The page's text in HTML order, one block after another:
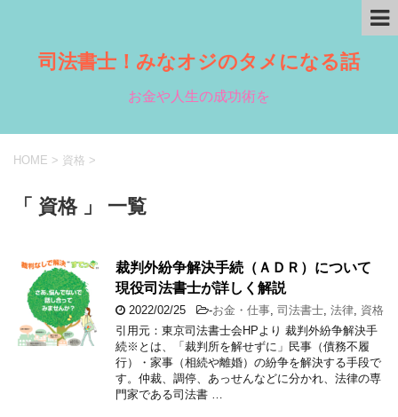
司法書士！みなオジのタメになる話
お金や人生の成功術を
HOME > 資格 >
「 資格 」 一覧
裁判外紛争解決手続（ＡＤＲ）について
現役司法書士が詳しく解説
2022/02/25 -お金・仕事 司法書士 法律 資格
引用元：東京司法書士会HPより 裁判外紛争解決手
続※とは、「裁判所を解せずに」民事（債務不履
行）・家事（相続や離婚）の紛争を解決する手段で
す。仲裁、調停、あっせんなどに分かれ、法律の専
門家である司法書 …